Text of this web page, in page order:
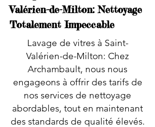
Valérien-de-Milton: Nettoyage
Totalement Impeccable
Lavage de vitres à Saint-
Valérien-de-Milton: Chez
Archambault, nous nous
engageons à offrir des tarifs de
nos services de nettoyage
abordables, tout en maintenant
des standards de qualité élevés.